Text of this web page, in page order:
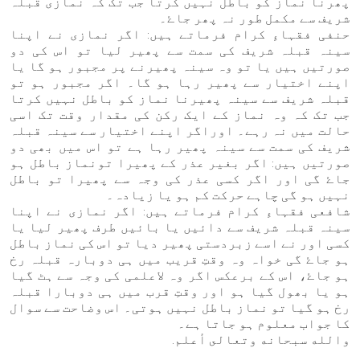
شریف سے مکمل طور نہ پھر جاۓ۔
حنفی فقہاءِ کرام فرماتے ہیں: اگر نمازی نے اپنا
سینہ قبلہ شریف کی سمت سے پھیر لیا تو اس کی دو
صورتیں ہیں یا تو وہ سینہ پھیرنے پر مجبور ہو گا یا
اپنے اختیار سے پھیر رہا ہو گا۔ اگر مجبور ہو تو
قبلہ شریف سے سینہ پھیرنا نماز کو باطل نہیں کرتا
جب تک کہ وہ نماز کے ایک رکن کی مقدار وقت تک اسی
حالت میں نہ رہے۔ اوراگر اپنے اختیار سے سینہ قبلہ
شریف کی سمت سے سینہ پھیر رہا ہے تو اس میں بھی دو
صورتیں ہیں: اگر بغیر عذر کے پھیرا تونماز باطل ہو
جاۓ گی اور اگر کسی عذر کی وجہ سے پھیرا تو باطل
نہیں ہو گی چاہے حرکت کم ہو یا زیادہ۔
شافعی فقہاءِ کرام فرماتے ہیں: اگر نمازی نے اپنا
سینہ قبلہ شریف سے دائیں یا بائیں طرف پھیر لیا یا
کسی اور نے اسے زبردستی پھیر دیا تو اس کی نماز باطل
ہو جاۓ گی خواہ وہ وقتِ قریب میں ہی دوبارہ قبلہ رخ
ہو جاۓ، اس کے برعکس اگر وہ لاعلمی کی وجہ سے ہٹ گیا
ہو یا بھول گیا ہو اور وقتِ قرب میں ہی دوبارا قبلہ
رخ ہو گیا تو نماز باطل نہیں ہوتی۔ اس وضاحت سے سوال
کا جواب معلوم ہو جاتا ہے۔
والله سبحانه وتعالى أعلم.